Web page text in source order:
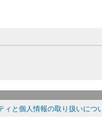
ィと個人情報の取り扱いにつ